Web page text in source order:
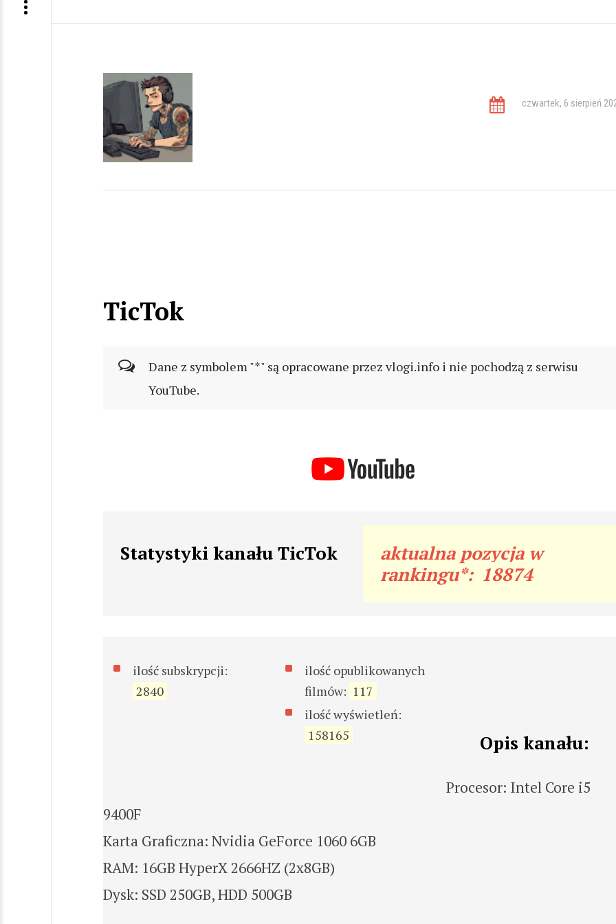
czwartek, 6 sierpień
TicTok
Dane z symbolem "*" są opracowane przez vlogi.info i nie pochodzą z serwisu
YouTube.
Statystyki kanału TicTok
aktualna pozycja w
rankingu*: 18874
ilość subskrypcji:
2840
ilość opublikowanych
filmów: 117
ilość wyświetleń:
158165
Opis kanału:
Procesor: Intel Core i5
9400F
Karta Graficzna: Nvidia GeForce 1060 6GB
RAM: 16GB HyperX 2666HZ (2x8GB)
Dysk: SSD 250GB, HDD 500GB